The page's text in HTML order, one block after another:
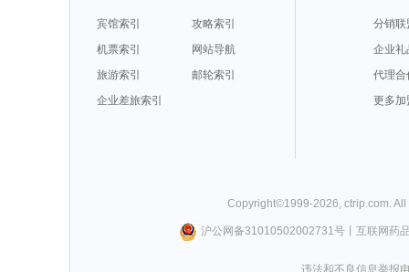
宾馆索引
攻略索引
机票索引
网站导航
旅游索引
邮轮索引
企业差旅索引
分销联
企业礼
代理合
更多加
Copyright©1999-2026 ctrip.com .
沪公网备31010502002731号丨 互联网药
违法和不良信息举报